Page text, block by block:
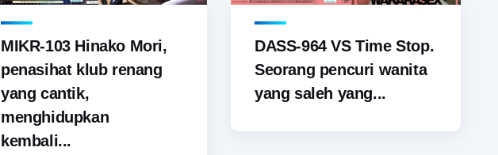
MIKR-103 Hinako Mori,
penasihat klub renang
yang cantik,
menghidupkan
kembali...
DASS-964 VS Time Stop.
Seorang pencuri wanita
yang saleh yang...